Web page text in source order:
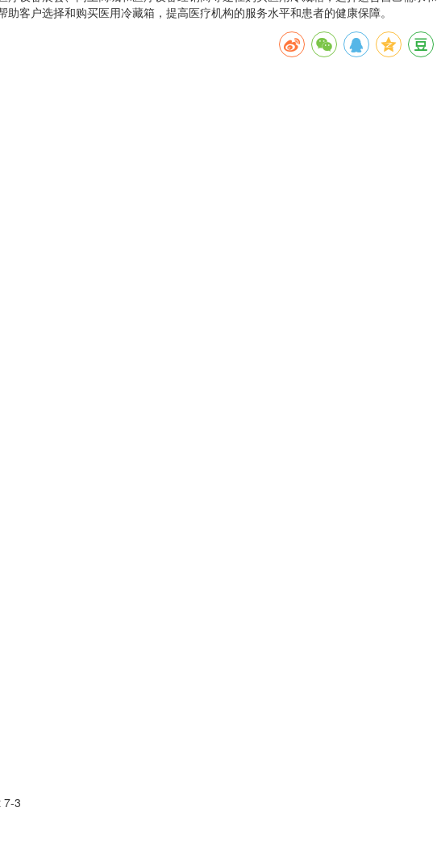
客户选择和购买医用冷藏箱，提高医疗机构的服务水平和患者的健康保障。
7-3